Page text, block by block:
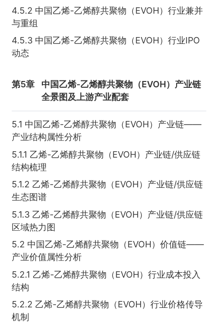
4.5.2 中国乙烯-乙烯醇共聚物（EVOH）行业兼并
与重组
4.5.3 中国乙烯-乙烯醇共聚物（EVOH）行业IPO
动态
第5章
中国乙烯-乙烯醇共聚物（EVOH）产业链
全景图及上游产业配套
5.1 中国乙烯-乙烯醇共聚物（EVOH）产业链——
产业结构属性分析
5.1.1 乙烯-乙烯醇共聚物（EVOH）产业链/供应链
结构梳理
5.1.2 乙烯-乙烯醇共聚物（EVOH）产业链/供应链
生态图谱
5.1.3 乙烯-乙烯醇共聚物（EVOH）产业链/供应链
区域热力图
5.2 中国乙烯-乙烯醇共聚物（EVOH）价值链——
产业价值属性分析
5.2.1 乙烯-乙烯醇共聚物（EVOH）行业成本投入
结构
5.2.2 乙烯-乙烯醇共聚物（EVOH）行业价格传导
机制